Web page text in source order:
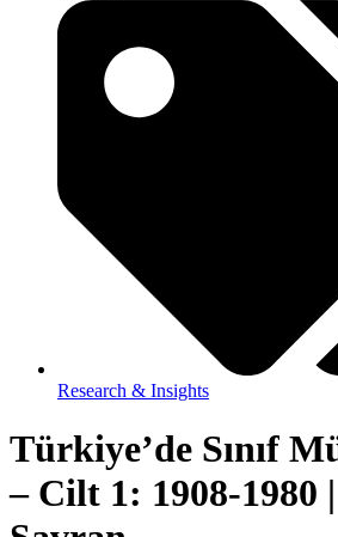
Research & Insights
Türkiye’de Sınıf
– Cilt 1: 1908-1980